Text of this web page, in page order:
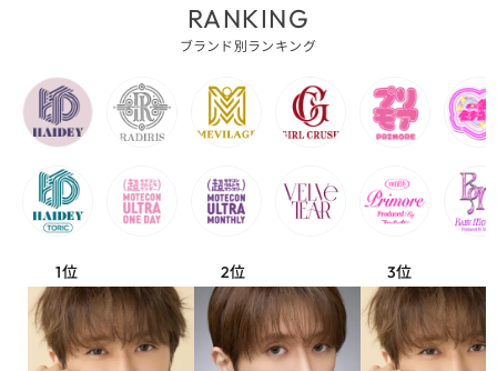
RANKING
ブランド別ランキング